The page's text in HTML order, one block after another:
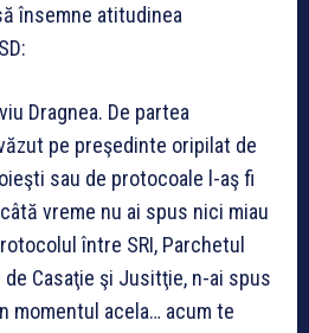
însemne atitudinea
Dragnea. De partea
pe preşedinte oripilat de
sau de protocoale l-aş fi
vreme nu ai spus nici miau
între SRI, Parchetul
de Casaţie şi Jusitţie, n-ai spus
momentul acela… acum te